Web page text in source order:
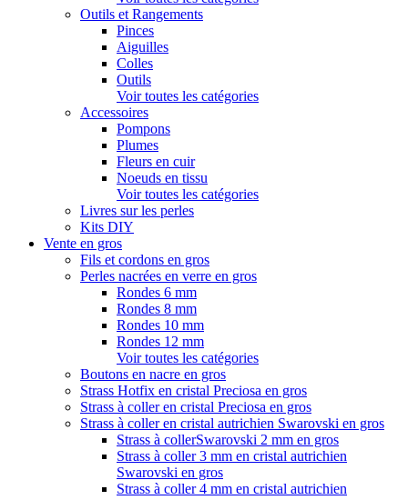
Outils et Rangements
Pinces
Aiguilles
Colles
Outils
Voir toutes les catégories
Accessoires
Pompons
Plumes
Fleurs en cuir
Noeuds en tissu
Voir toutes les catégories
Livres sur les perles
Kits DIY
Vente en gros
Fils et cordons en gros
Perles nacrées en verre en gros
Rondes 6 mm
Rondes 8 mm
Rondes 10 mm
Rondes 12 mm
Voir toutes les catégories
Boutons en nacre en gros
Strass Hotfix en cristal Preciosa en gros
Strass à coller en cristal Preciosa en gros
Strass à coller en cristal autrichien Swarovski en gros
Strass à collerSwarovski 2 mm en gros
Strass à coller 3 mm en cristal autrichien
Swarovski en gros
Strass à coller 4 mm en cristal autrichien